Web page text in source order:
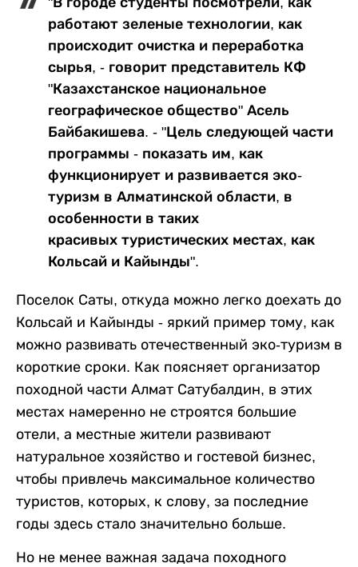
работают зеленые технологии, как
происходит очистка и переработка
сырья, - говорит представитель КФ
"Казахстанское национальное
географическое общество" Асель
Байбакишева. - "Цель следующей части
программы - показать им, как
функционирует и развивается эко-
туризм в Алматинской области, в
особенности в таких
красивых туристических местах, как
Кольсай и Кайынды".
Поселок Саты, откуда можно легко доехать до
Кольсай и Кайынды - яркий пример тому, как
можно развивать отечественный эко-туризм в
короткие сроки. Как поясняет организатор
походной части Алмат Сатубалдин, в этих
местах намеренно не строятся большие
отели, а местные жители развивают
натуральное хозяйство и гостевой бизнес,
чтобы привлечь максимальное количество
туристов, которых, к слову, за последние
годы здесь стало значительно больше.
Но не менее важная задача походного